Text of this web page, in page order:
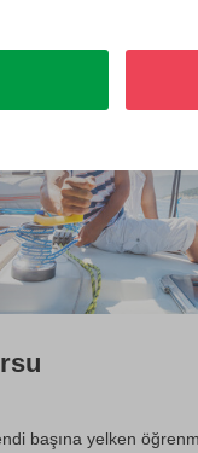
başına yelken